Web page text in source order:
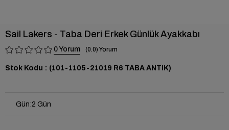
Sail Lakers - Taba Deri Erkek Günlük Ayakkabı
0 0.0
Stok Kodu (101-1105-21019 R6 TABA ANTIK)
Gün:2 Gün